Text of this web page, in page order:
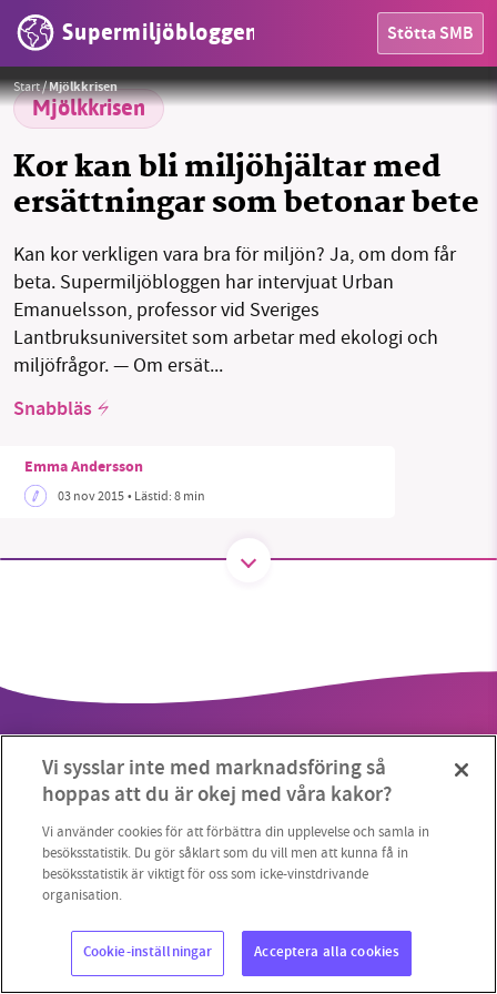
Supermiljöbloggen Stötta SMB
OMRÅDEN
MILJÖFAKTA
OM OSS
Sök Sparade inlägg
Facebook
Start/Mjölkkrisen
Mjölkkrisen
Kor kan bli miljöhjältar med
ersättningar som betonar bete
Kan kor verkligen vara bra för miljön? Ja, om dom får
beta. Supermiljöbloggen har intervjuat Urban
Emanuelsson, professor vid Sveriges
Lantbruksuniversitet som arbetar med ekologi och
miljöfrågor. — Om ersät...
Snabbläs
Emma Andersson
03 nov 2015• Lästid:8 min
simonprodl//Public domain
Copyright 2023 © Supermiljöbloggen Cookieinställningar
nyhetsbevakning och granskningar. Nu vill vi
utveckla vårt arbete – och vi hoppas att du
vill hjälpa oss.
Stötta vårt arbete genom att swisha en slant till
1231368703
Läs vad vi vill göra
Vi sysslar inte med marknadsföring så
hoppas att du är okej med våra kakor?
Vi använder cookies för att förbättra din upplevelse och samla in
besöksstatistik. Du gör såklart som du vill men att kunna få in
besöksstatistik är viktigt för oss som icke-vinstdrivande
organisation.
Cookie-inställningar Acceptera alla cookies